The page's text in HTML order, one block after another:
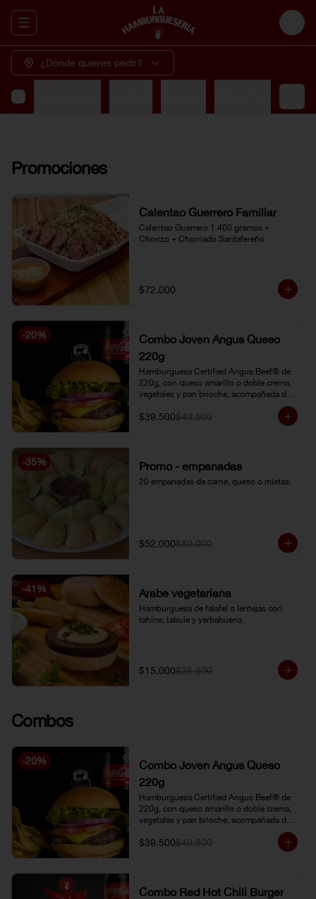
Abrir menu de navegación Login
¿Dónde quieres pedir?
Promociones
Calentao Guerrero Familiar
Calentao Guerrero 1.400 gramos +
Chorizo + Chorriado Santafereño
$72.000
-20%
Combo Joven Angus Queso
220g
Hamburguesa Certified Angus Beef® de
220g, con queso amarillo o doble crema,
vegetales y pan brioche, acompañada de
papa chip o papa francesa y gaseosa o
limonada natural.
$39.500$49.500
-35% Promo - empanadas
20 empanadas de carne, queso o mixtas.
$52.000$80.000
-41 % Árabe vegetariana
Hamburguesa de falafel o lentejas con
tahine, tabule y yerbabuena
$15.000$25.500
Combos
-20%
Combo Joven Angus Queso
220g
Hamburguesa Certified Angus Beef® de
220g, con queso amarillo o doble crema,
vegetales y pan brioche, acompañada de
papa chip o papa francesa y gaseosa o
limonada natural.
$39.500$49.500
Combo Red Hot Chili Burger